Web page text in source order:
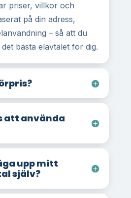
priser, villkor och
på din adress,
– så att du
bästa elavtalet för dig.
att använda
upp mitt
själv?